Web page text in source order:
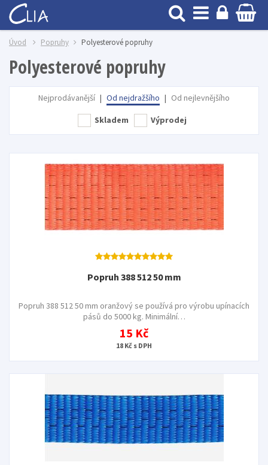
Úvod Popruhy Polyesterové popruhy
Polyesterové popruhy
Nejprodávanější | Od nejdražšího | Od nejlevnějšího
Skladem Výprodej
Popruh 388 512 50 mm
Popruh 388 512 50 mm oranžový se používá pro výrobu upínacích
pásů do 5000 kg. Minimální…
15 Kč
18 Kč s DPH